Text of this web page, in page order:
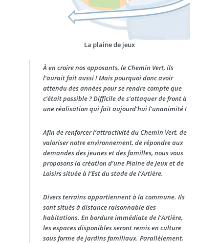
La plaine de jeux
À en croire nos opposants, le Chemin Vert, ils
l’aurait fait aussi ! Mais pourquoi donc avoir
attendu des années pour se rendre compte que
c’était possible ? Difficile de s’attaquer de front à
une réalisation qui fait aujourd’hui l’unanimité !
Afin de renforcer l’attractivité du Chemin Vert, de
valoriser notre environnement, de répondre aux
demandes des jeunes et des familles, nous vous
proposons la création d’une Plaine de Jeux et de
Loisirs située à l’Est du stade de l’Artière.
Divers terrains appartiennent à la commune. Ils
sont situés à distance raisonnable des
habitations. En bordure immédiate de l’Artière,
les espaces disponibles seront remis en culture
sous forme de jardins familiaux. Parallèlement,